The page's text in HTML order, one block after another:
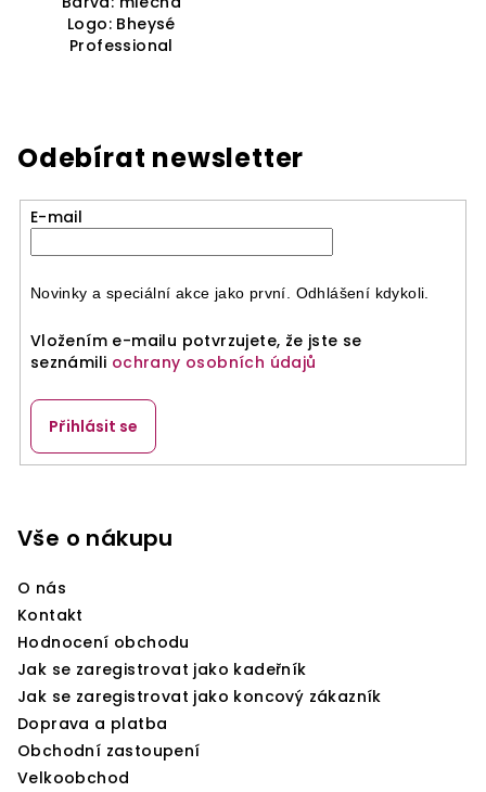
Logo: Bheysé
Professional
Odebírat newsletter
E-mail
Novinky a speciální akce jako první. Odhlášení kdykoli.
Vložením e-mailu potvrzujete, že jste se
seznámili ochrany osobních údajů
Přihlásit se
Vše o nákupu
O nás
Kontakt
Hodnocení obchodu
Jak se zaregistrovat jako kadeřník
Jak se zaregistrovat jako koncový zákazník
Doprava a platba
Obchodní zastoupení
Velkoobchod